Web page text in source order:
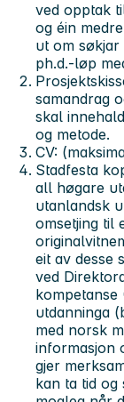
ved opptak
og éin
ut om søkjar
ph.d.-løp
samandrag
skal
og metode.
CV:
Stadfesta
all høgare
utanlandsk
omsetjing til
eit av desse
ved
utdanninga
med norsk
informasjon
gjer
kan ta tid og